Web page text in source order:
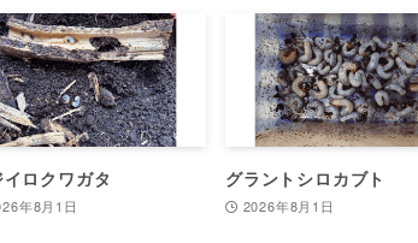
イロクワガタ
年8月1日
グラントシロカブト
2026年8月1日